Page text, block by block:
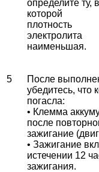
определите ту, в
которой
плотность
электролита
наименьшая.
5
После
убедитесь, что
погасла:
• Клемма
после
зажигание
• Зажигание
истечении 12
зажигания.